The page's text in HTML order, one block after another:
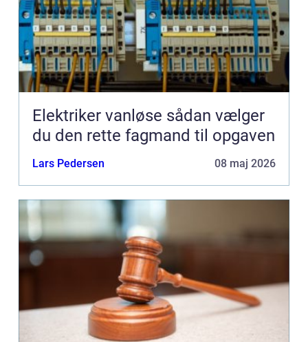
Elektriker vanløse sådan vælger
du den rette fagmand til opgaven
Lars Pedersen 08 maj 2026